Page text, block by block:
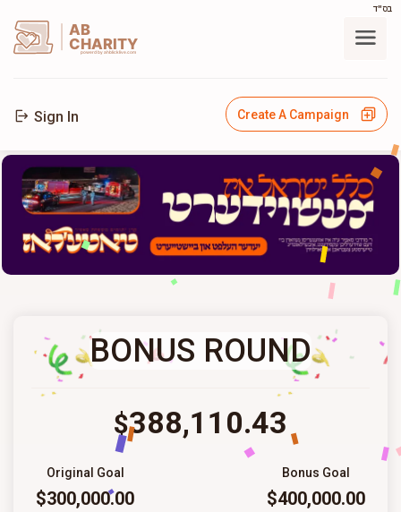
בס"ד
AB
CHARITY
powerd by ahblicklive.com
Sign In Create A Campaign
BONUS ROUND
$388,110.43
Bonus Goal
$400,000.00
Original Goal
$300,000.00